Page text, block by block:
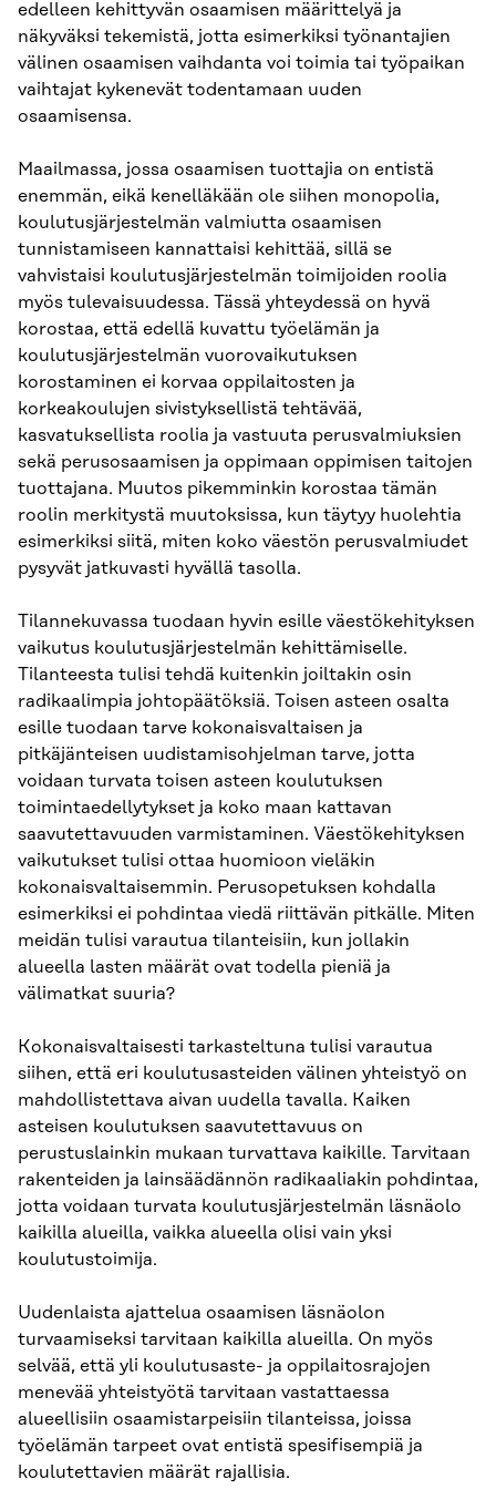
edelleen kehittyvän osaamisen määrittelyä ja
näkyväksi tekemistä, jotta esimerkiksi työnantajien
välinen osaamisen vaihdanta voi toimia tai työpaikan
vaihtajat kykenevät todentamaan uuden
osaamisensa.
Maailmassa, jossa osaamisen tuottajia on entistä
enemmän, eikä kenelläkään ole siihen monopolia,
koulutusjärjestelmän valmiutta osaamisen
tunnistamiseen kannattaisi kehittää, sillä se
vahvistaisi koulutusjärjestelmän toimijoiden roolia
myös tulevaisuudessa. Tässä yhteydessä on hyvä
korostaa, että edellä kuvattu työelämän ja
koulutusjärjestelmän vuorovaikutuksen
korostaminen ei korvaa oppilaitosten ja
korkeakoulujen sivistyksellistä tehtävää,
kasvatuksellista roolia ja vastuuta perusvalmiuksien
sekä perusosaamisen ja oppimaan oppimisen taitojen
tuottajana. Muutos pikemminkin korostaa tämän
roolin merkitystä muutoksissa, kun täytyy huolehtia
esimerkiksi siitä, miten koko väestön perusvalmiudet
pysyvät jatkuvasti hyvällä tasolla.
Tilannekuvassa tuodaan hyvin esille väestökehityksen
vaikutus koulutusjärjestelmän kehittämiselle.
Tilanteesta tulisi tehdä kuitenkin joiltakin osin
radikaalimpia johtopäätöksiä. Toisen asteen osalta
esille tuodaan tarve kokonaisvaltaisen ja
pitkäjänteisen uudistamisohjelman tarve, jotta
voidaan turvata toisen asteen koulutuksen
toimintaedellytykset ja koko maan kattavan
saavutettavuuden varmistaminen. Väestökehityksen
vaikutukset tulisi ottaa huomioon vieläkin
kokonaisvaltaisemmin. Perusopetuksen kohdalla
esimerkiksi ei pohdintaa viedä riittävän pitkälle. Miten
meidän tulisi varautua tilanteisiin, kun jollakin
alueella lasten määrät ovat todella pieniä ja
välimatkat suuria?
Kokonaisvaltaisesti tarkasteltuna tulisi varautua
siihen, että eri koulutusasteiden välinen yhteistyö on
mahdollistettava aivan uudella tavalla. Kaiken
asteisen koulutuksen saavutettavuus on
perustuslainkin mukaan turvattava kaikille. Tarvitaan
rakenteiden ja lainsäädännön radikaaliakin pohdintaa,
jotta voidaan turvata koulutusjärjestelmän läsnäolo
kaikilla alueilla, vaikka alueella olisi vain yksi
koulutustoimija.
Uudenlaista ajattelua osaamisen läsnäolon
turvaamiseksi tarvitaan kaikilla alueilla. On myös
selvää, että yli koulutusaste- ja oppilaitosrajojen
menevää yhteistyötä tarvitaan vastattaessa
alueellisiin osaamistarpeisiin tilanteissa, joissa
työelämän tarpeet ovat entistä spesifisempiä ja
koulutettavien määrät rajallisia.